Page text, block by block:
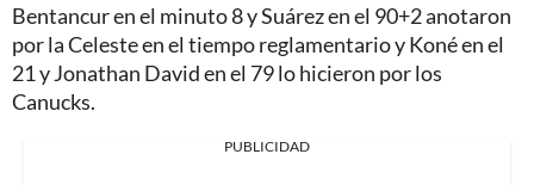
Bentancur en el minuto 8 y Suárez en el 90+2 anotaron
por la Celeste en el tiempo reglamentario y Koné en el
21 y Jonathan David en el 79 lo hicieron por los
Canucks.
PUBLICIDAD